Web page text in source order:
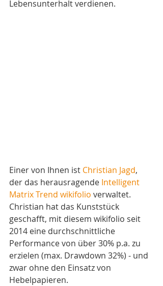
Lebensunterhalt verdienen.
Einer von Ihnen ist Christian Jagd,
der das herausragende Intelligent
Matrix Trend wikifolio verwaltet.
Christian hat das Kunststück
geschafft, mit diesem wikifolio seit
2014 eine durchschnittliche
Performance von über 30% p.a. zu
erzielen (max. Drawdown 32%) - und
zwar ohne den Einsatz von
Hebelpapieren.